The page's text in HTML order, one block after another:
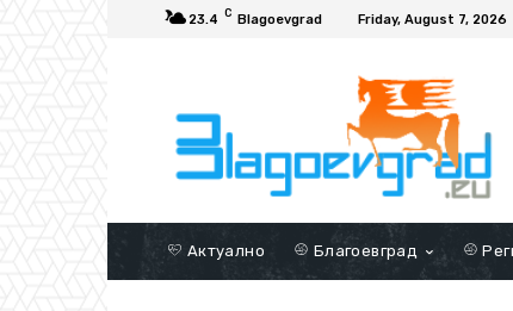
23.4 C Blagoevgrad Friday, August 7, 2026
Актуално Благоевград